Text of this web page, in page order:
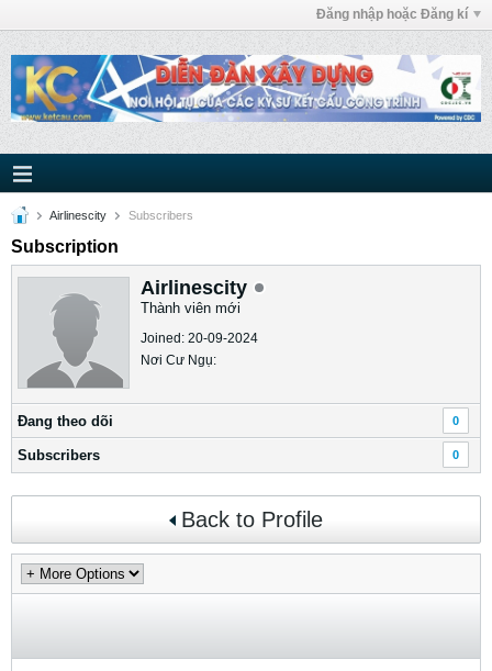
Đăng nhập hoặc Đăng kí
Airlinescity Subscribers
Subscription
Airlinescity
Thành viên mới
Joined: 20-09-2024
Nơi Cư Ngụ:
Ðang theo dõi 0
Subscribers 0
Back to Profile